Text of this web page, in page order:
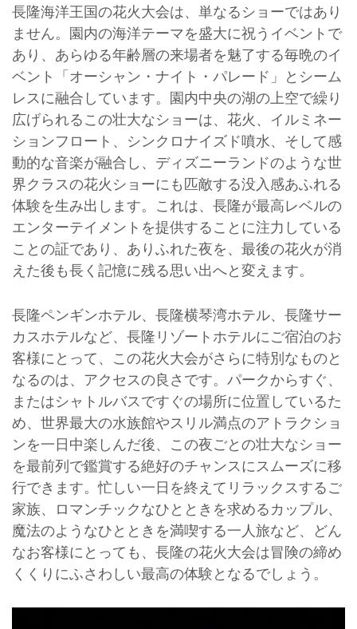
長隆海洋王国の花火大会は、単なるショーではあり
ません。園内の海洋テーマを盛大に祝うイベントで
あり、あらゆる年齢層の来場者を魅了する毎晩のイ
ベント「オーシャン・ナイト・パレード」とシーム
レスに融合しています。園内中央の湖の上空で繰り
広げられるこの壮大なショーは、花火、イルミネー
ションフロート、シンクロナイズド噴水、そして感
動的な音楽が融合し、ディズニーランドのような世
界クラスの花火ショーにも匹敵する没入感あふれる
体験を生み出します。これは、長隆が最高レベルの
エンターテイメントを提供することに注力している
ことの証であり、ありふれた夜を、最後の花火が消
えた後も長く記憶に残る思い出へと変えます。
長隆ペンギンホテル、長隆横琴湾ホテル、長隆サー
カスホテルなど、長隆リゾートホテルにご宿泊のお
客様にとって、この花火大会がさらに特別なものと
なるのは、アクセスの良さです。パークからすぐ、
またはシャトルバスですぐの場所に位置しているた
め、世界最大の水族館やスリル満点のアトラクショ
ンを一日中楽しんだ後、この夜ごとの壮大なショー
を最前列で鑑賞する絶好のチャンスにスムーズに移
行できます。忙しい一日を終えてリラックスするご
家族、ロマンチックなひとときを求めるカップル、
魔法のようなひとときを満喫する一人旅など、どん
なお客様にとっても、長隆の花火大会は冒険の締め
くくりにふさわしい最高の体験となるでしょう。